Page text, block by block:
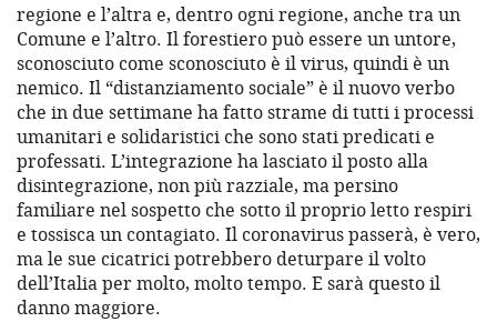
regione e l’altra e, dentro ogni regione, anche tra un
Comune e l’altro. Il forestiero può essere un untore,
sconosciuto come sconosciuto è il virus, quindi è un
nemico. Il “distanziamento sociale” è il nuovo verbo
che in due settimane ha fatto strame di tutti i processi
umanitari e solidaristici che sono stati predicati e
professati. L’integrazione ha lasciato il posto alla
disintegrazione, non più razziale, ma persino
familiare nel sospetto che sotto il proprio letto respiri
e tossisca un contagiato. Il coronavirus passerà, è vero,
ma le sue cicatrici potrebbero deturpare il volto
dell’Italia per molto, molto tempo. E sarà questo il
danno maggiore.